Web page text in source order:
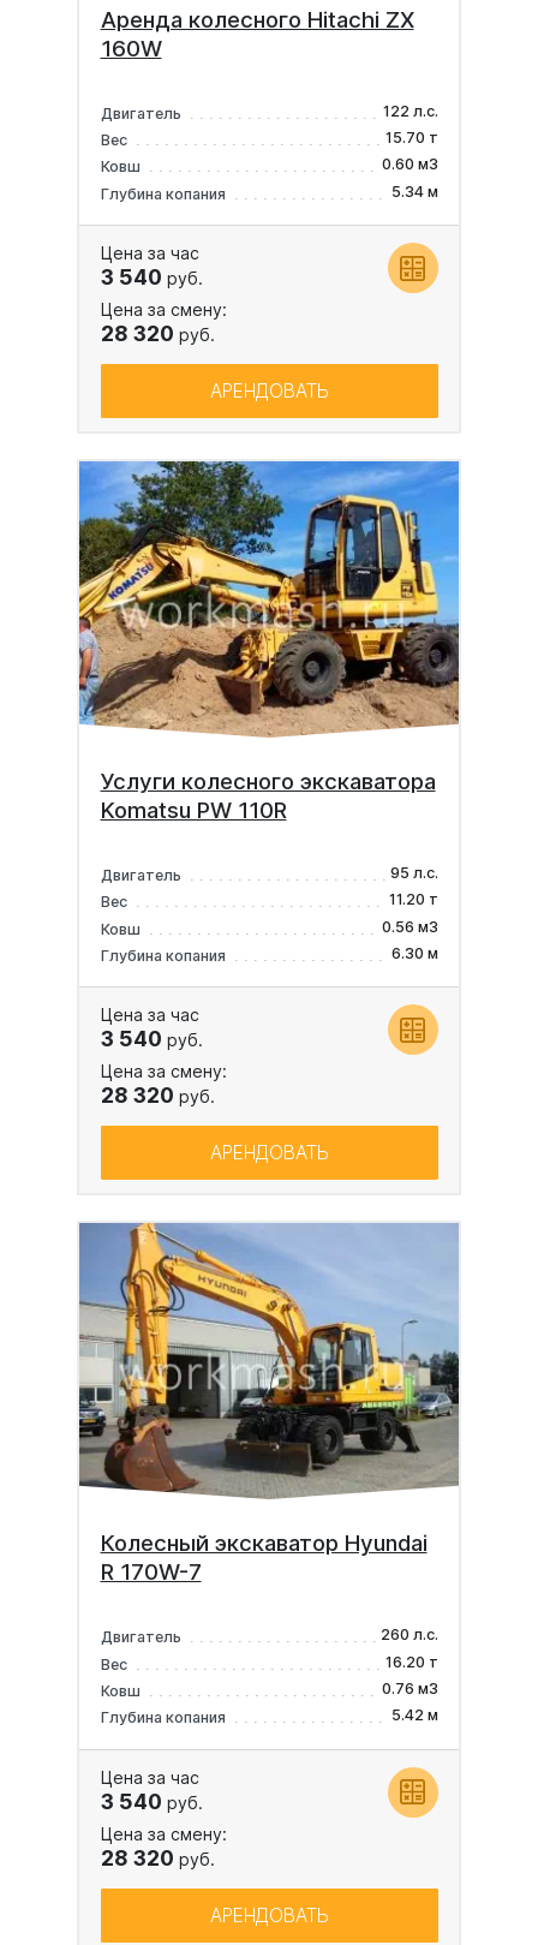
Аренда колесного Hitachi ZX
160W
Двигатель
122 л.с.
Вес
15.70 т
Ковш
0.60 м3
Глубина копания
5.34 м
Цена за час
3 540 руб.
Цена за смену:
28 320 руб.
АРЕНДОВАТЬ
Услуги колесного экскаватора
Komatsu PW 110R
Двигатель
95 л.с.
Вес
11.20 т
Ковш
0.56 м3
Глубина копания
6.30 м
Цена за час
3 540 руб.
Цена за смену:
28 320 руб.
АРЕНДОВАТЬ
Колесный экскаватор Hyundai
R 170W-7
Двигатель
260 л.с.
Вес
16.20 т
Ковш
0.76 м3
Глубина копания
5.42 м
Цена за час
3 540 руб.
Цена за смену:
28 320 руб.
АРЕНДОВАТЬ